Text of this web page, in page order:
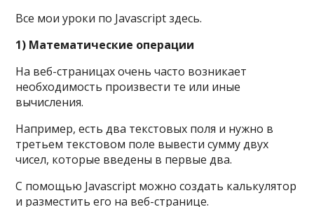
Все мои уроки по Javascript здесь.
1) Математические операции
На веб-страницах очень часто возникает
необходимость произвести те или иные
вычисления.
Например, есть два текстовых поля и нужно в
третьем текстовом поле вывести сумму двух
чисел, которые введены в первые два.
С помощью Javascript можно создать калькулятор
и разместить его на веб-странице.